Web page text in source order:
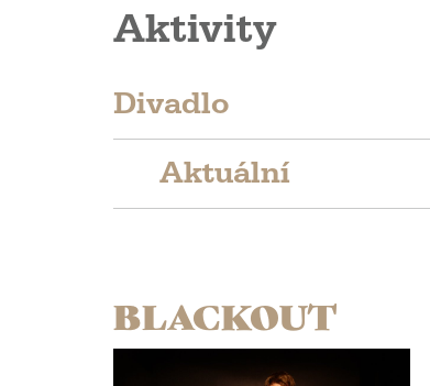
Aktivity
Divadlo
Aktuální
BLACKOUT